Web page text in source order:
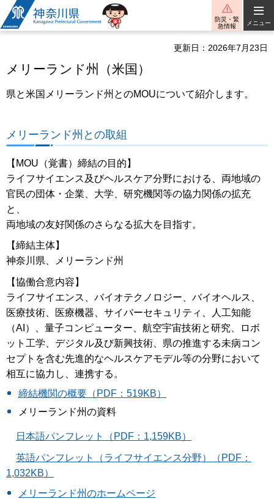
神奈川県
防災・緊
急情報
メニュー
更新日：2026年7月23日
メリーランド州（米国）
県と米国メリーランド州とのMOUについて紹介します。
メリーランド州との取組
【MOU（覚書）締結の目的】
ライフサイエンス及びヘルスケア分野における、両地域の
官民の団体・企業、大学、研究機関等の協力関係の拡充
と、
両地域の友好関係のさらなる拡大を目指す。
【締結主体】
神奈川県、メリーランド州
【協働合意内容】
ライフサイエンス、バイオテクノロジー、バイオヘルス、
医療技術、医療機器、サイバーセキュリティ、人工知能
（AI）、量子コンピューター、航空宇宙技術と研究、ロボ
ット工学、デジタル及び新興技術、県の推進する未病コン
セプトを含む先進的なヘルスケアモデル等の分野において
相互に協力し、連携する。
締結機関の概要（PDF：519KB）
メリーランド州の資料
日本語パンフレット（PDF：1,159KB）
英語パンフレット（ライフサイエンス分野）（PDF：
1,032KB）
メリーランド州のホームページ